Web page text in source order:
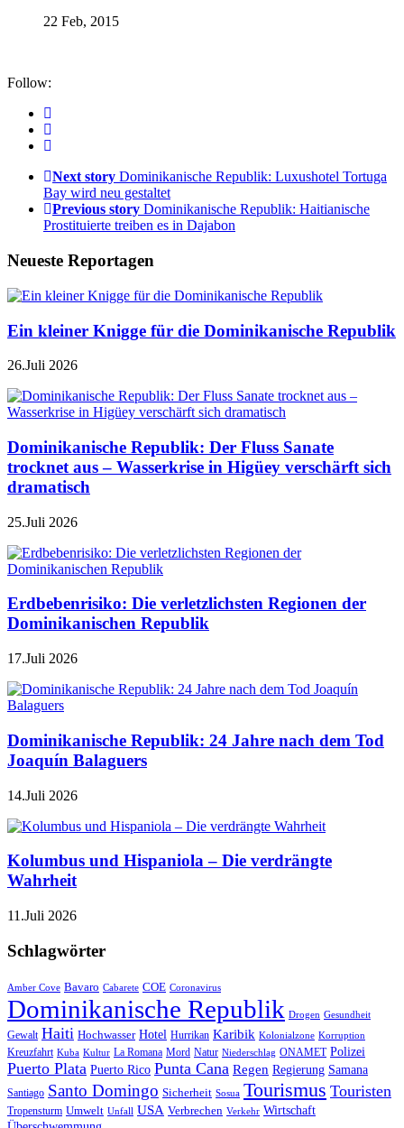
22 Feb, 2015
Follow:
Next story Dominikanische Republik: Luxushotel Tortuga
Bay wird neu gestaltet
Previous story Dominikanische Republik: Haitianische
Prostituierte treiben es in Dajabon
Neueste Reportagen
Ein kleiner Knigge für die Dominikanische Republik
26.Juli 2026
Dominikanische Republik: Der Fluss Sanate
trocknet aus – Wasserkrise in Higüey verschärft sich
dramatisch
25.Juli 2026
Erdbebenrisiko: Die verletzlichsten Regionen der
Dominikanischen Republik
17.Juli 2026
Dominikanische Republik: 24 Jahre nach dem Tod
Joaquín Balaguers
14.Juli 2026
Kolumbus und Hispaniola – Die verdrängte
Wahrheit
11.Juli 2026
Schlagwörter
Amber Cove Bavaro Cabarete COE Coronavirus
Dominikanische Republik Drogen Gesundheit
Gewalt Haiti Hochwasser Hotel Hurrikan Karibik Kolonialzone Korruption
Kreuzfahrt Kuba Kultur La Romana Mord Natur Niederschlag ONAMET Polizei
Puerto Plata Puerto Rico Punta Cana Regen Regierung Samana
Santiago Santo Domingo Sicherheit Sosua Tourismus Touristen
Tropensturm Umwelt Unfall USA Verbrechen Verkehr Wirtschaft